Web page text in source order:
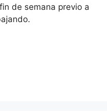
de semana previo a